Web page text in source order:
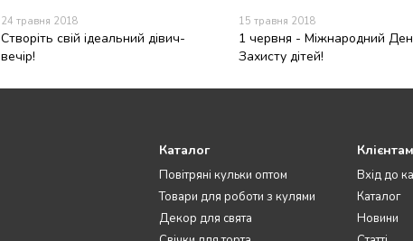
24 травня 2018
Створіть свій ідеальний дівич-
вечір!
15 травня 2018
1 червня - Міжнародний
Захисту дітей!
Каталог
Повітряні кульки оптом
Товари для роботи з кулями
Декор для свята
Клієнтам
Вхід до
Каталог
Новини